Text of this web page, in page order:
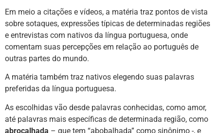
Em meio a citações e vídeos, a matéria traz pontos de vista
sobre sotaques, expressões típicas de determinadas regiões
e entrevistas com nativos da língua portuguesa, onde
comentam suas percepções em relação ao português de
outras partes do mundo.
A matéria também traz nativos elegendo suas palavras
preferidas da língua portuguesa.
As escolhidas vão desde palavras conhecidas, como amor,
até palavras mais específicas de determinada região, como
abrocalhada – que tem “abobalhada” como sinônimo -, e